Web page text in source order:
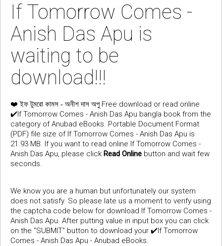
If Tomorrow Comes -
Anish Das Apu is
waiting to be
download!!!
❤️ইফ টুমরো কামস - অনীশ দাস অপুFree download or read online
✔️If Tomorrow Comes - Anish Das Apu bangla book from the
category of Anubad eBooks. Portable Document Format
(PDF) file size of If Tomorrow Comes - Anish Das Apu is
21.93 MB. If you want to read online If Tomorrow Comes -
Anish Das Apu, please click Read Online button and wait few
seconds.
We know you are a human but unfortunately our system
does not satisfy. So please late us a moment to verify using
the captcha code below for download If Tomorrow Comes -
Anish Das Apu. After putting value in input box you can click
on the "SUBMIT" button to download your ✔️If Tomorrow
Comes - Anish Das Apu - Anubad eBooks.